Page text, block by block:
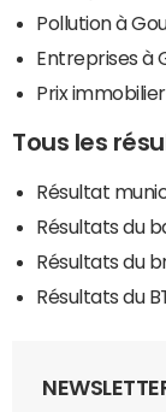
Pollution à
Entreprises à
Prix
Tous les
Résultat
Résultats du
Résultats du
Résultats du